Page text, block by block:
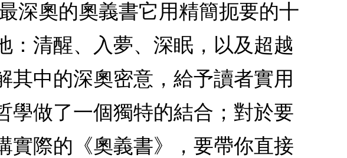
深奧的奧義書它用精簡扼要的十
：清醒、入夢、深眠，以及超越
其中的深奧密意，給予讀者實用
學做了一個獨特的結合；對於要
實際的《奧義書》，要帶你直接